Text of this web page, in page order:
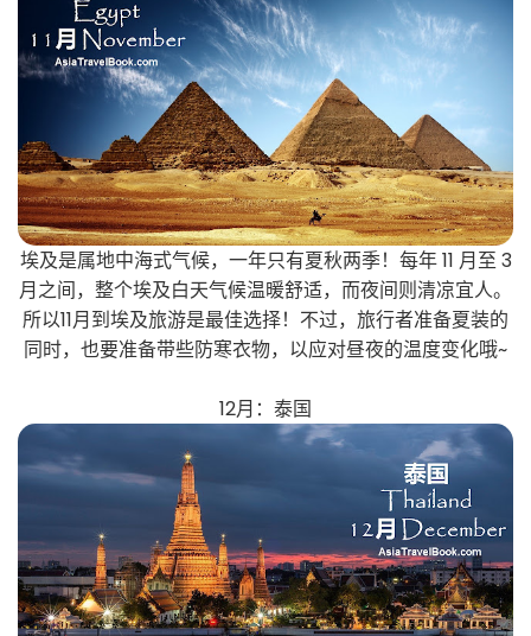
埃及是属地中海式气候，一年只有夏秋两季！每年 11 月至 3
月之间，整个埃及白天气候温暖舒适，而夜间则清凉宜人。
所以11月到埃及旅游是最佳选择！不过，旅行者准备夏装的
同时，也要准备带些防寒衣物，以应对昼夜的温度变化哦~
12月：泰国